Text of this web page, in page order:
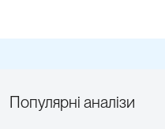
Популярні аналізи